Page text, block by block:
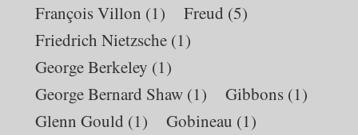
François Villon (1) Freud (5)
Friedrich Nietzsche (1)
George Berkeley (1)
George Bernard Shaw (1) Gibbons (1)
Glenn Gould (1) Gobineau (1)